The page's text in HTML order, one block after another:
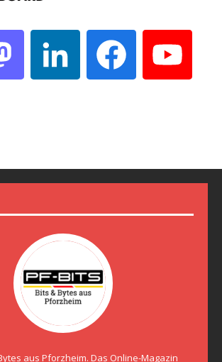
aus Pforzheim. Das Online-Magazin